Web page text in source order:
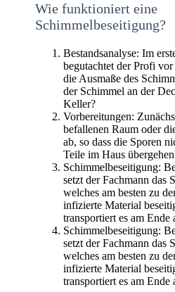
Wie funktioniert eine
Schimmelbeseitigung?
Bestandsanalyse: Im
begutachtet der Profi
die Ausmaße des
der Schimmel an der
Keller?
Vorbereitungen:
befallenen Raum oder
ab, so dass die Sporen
Teile im Haus
Schimmelbeseitigung:
setzt der Fachmann das
welches am besten zu
infizierte Material
transportiert es am Ende
Schimmelbeseitigung:
setzt der Fachmann das
welches am besten zu
infizierte Material
transportiert es am Ende